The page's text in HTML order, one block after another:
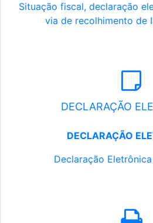
Situação fiscal, declaração
via de recolhimento de
DECLARAÇÃO
DECLARAÇÃO
Declaração